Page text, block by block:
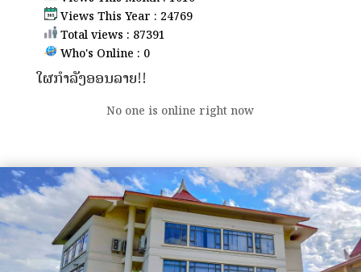
Views This Year : 24769
Total views : 87391
Who's Online : 0
ໃຜກຳລັງອອນລາຍ!!
No one is online right now